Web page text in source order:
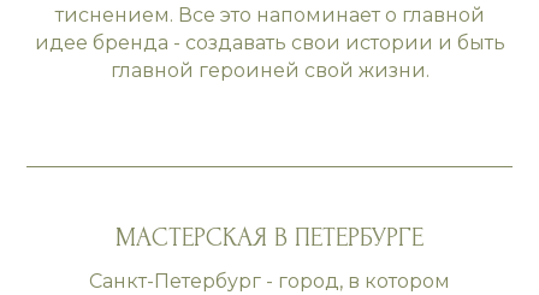
тиснением. Все это напоминает о главной
идее бренда - создавать свои истории и быть
главной героиней свой жизни.
МАСТЕРСКАЯ В ПЕТЕРБУРГЕ
Санкт-Петербург - город, в котором